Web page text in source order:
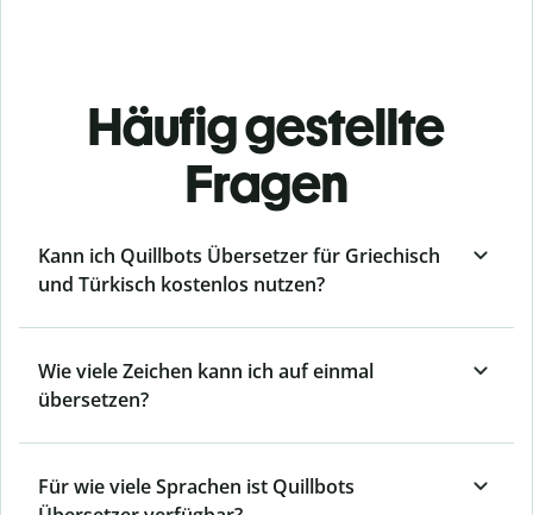
Häufig gestellte
Fragen
Kann ich Quillbots Übersetzer für Griechisch
und Türkisch kostenlos nutzen?
Wie viele Zeichen kann ich auf einmal
übersetzen?
Für wie viele Sprachen ist Quillbots